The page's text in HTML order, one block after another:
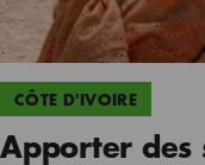
CÔTE D'IVOIRE
Apporter des